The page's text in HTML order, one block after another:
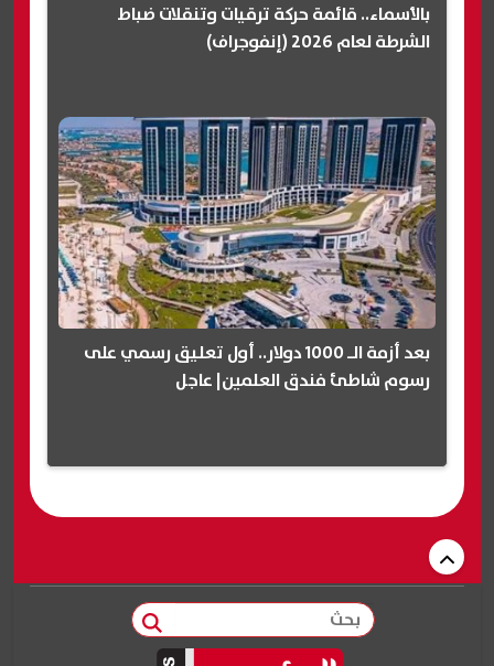
بالأسماء.. قائمة حركة ترقيات وتنقلات ضباط
الشرطة لعام 2026 (إنفوجراف)
بعد أزمة الـ 1000 دولار.. أول تعليق رسمي على
رسوم شاطئ فندق العلمين| عاجل
بحث